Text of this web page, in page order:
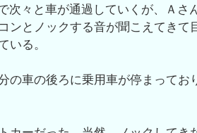
次々と車が通過していくが、Ａさ
ンとノックする音が聞こえてき
いる。
の車の後ろに乗用車が停まって